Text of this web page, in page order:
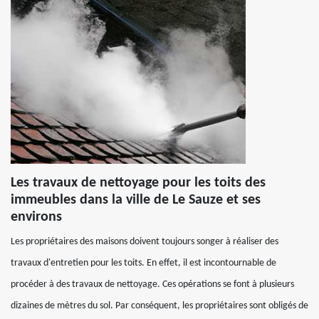
Les travaux de nettoyage pour les toits des
immeubles dans la ville de Le Sauze et ses
environs
Les propriétaires des maisons doivent toujours songer à réaliser des
travaux d'entretien pour les toits. En effet, il est incontournable de
procéder à des travaux de nettoyage. Ces opérations se font à plusieurs
dizaines de mètres du sol. Par conséquent, les propriétaires sont obligés de